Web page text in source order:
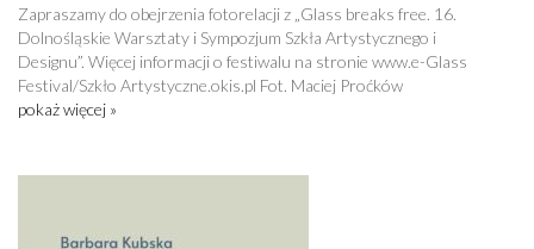
Zapraszamy do obejrzenia fotorelacji z „Glass breaks free. 16.
Dolnośląskie Warsztaty i Sympozjum Szkła Artystycznego i
Designu”. Więcej informacji o festiwalu na stronie www.e-Glass
Festival/Szkło Artystyczne.okis.pl Fot. Maciej Proćków
pokaż więcej »